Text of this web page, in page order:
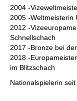
2004 -
2005 -Weltmeisterin
2012 -
Schnellschach
2017 -Bronze bei
2018 -
im Blitzschach
Nationalspielerin